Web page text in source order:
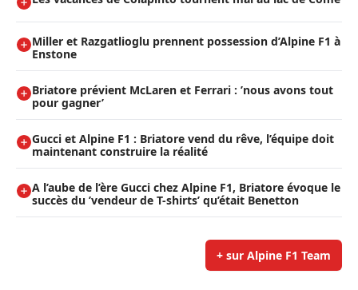
Miller et Razgatlioglu prennent possession d’Alpine F1 à
Enstone
Briatore prévient McLaren et Ferrari : ’nous avons tout
pour gagner’
Gucci et Alpine F1 : Briatore vend du rêve, l’équipe doit
maintenant construire la réalité
A l’aube de l’ère Gucci chez Alpine F1, Briatore évoque le
succès du ’vendeur de T-shirts’ qu’était Benetton
+ sur Alpine F1 Team